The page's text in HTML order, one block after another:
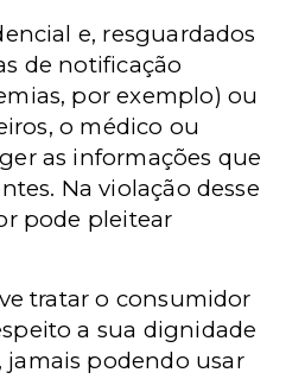
e, resguardados
de notificação
por exemplo) ou
o médico ou
as informações que
Na violação desse
pode pleitear
tratar o consumidor
a sua dignidade
podendo usar